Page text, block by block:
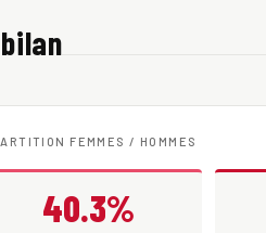
FEMMES / HOMMES
40.3%